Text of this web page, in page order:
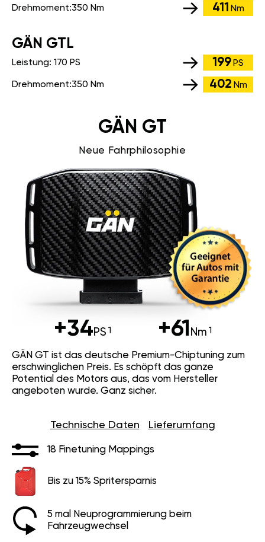
Drehmoment:350 Nm 411 Nm
GÄN GTL
Leistung: 170 PS 199 PS
Drehmoment:350 Nm 402 Nm
GÄN GT
Neue Fahrphilosophie
+34PS +61 Nm
GÄN GT ist das deutsche Premium-Chiptuning zum
erschwinglichen Preis. Es schöpft das ganze
Potential des Motors aus, das vom Hersteller
angeboten wurde. Ganz sicher.
Technische Daten Lieferumfang
18 Finetuning Mappings
Bis zu 15% Spritersparnis
5 mal Neuprogrammierung beim
Fahrzeugwechsel